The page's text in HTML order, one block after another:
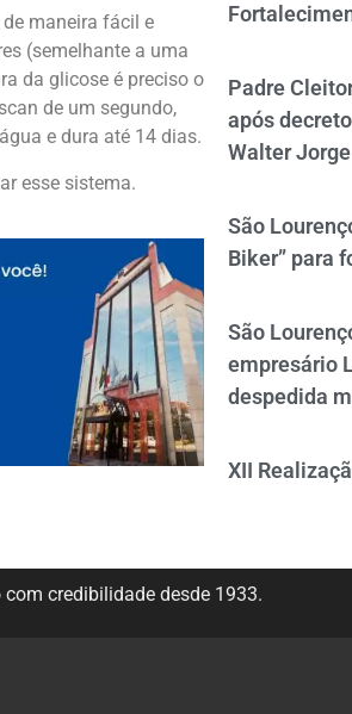
maneira fácil e
(semelhante a uma
da glicose é preciso o
de um segundo,
e dura até 14 dias.
esse sistema.
Padre
após
Walter Jorge
São
Biker” para
São
empresário
despedida
XII
credibilidade desde 1933.